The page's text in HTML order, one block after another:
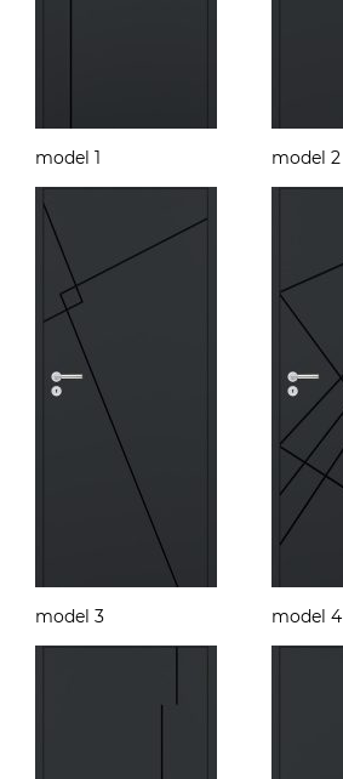
model 1 model 2
model 3 model 4